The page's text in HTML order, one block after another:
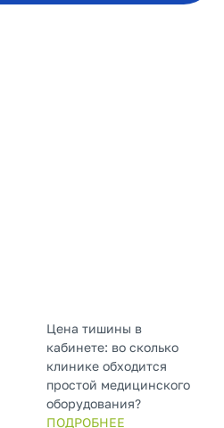
Цена тишины в
кабинете: во сколько
клинике обходится
простой медицинского
оборудования?
ПОДРОБНЕЕ